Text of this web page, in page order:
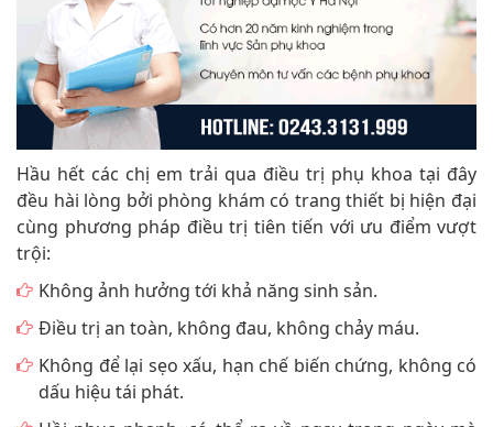
Hầu hết các chị em trải qua điều trị phụ khoa tại đây
đều hài lòng bởi phòng khám có trang thiết bị hiện đại
cùng phương pháp điều trị tiên tiến với ưu điểm vượt
trội:
Không ảnh hưởng tới khả năng sinh sản.
Điều trị an toàn, không đau, không chảy máu.
Không để lại sẹo xấu, hạn chế biến chứng, không có
dấu hiệu tái phát.